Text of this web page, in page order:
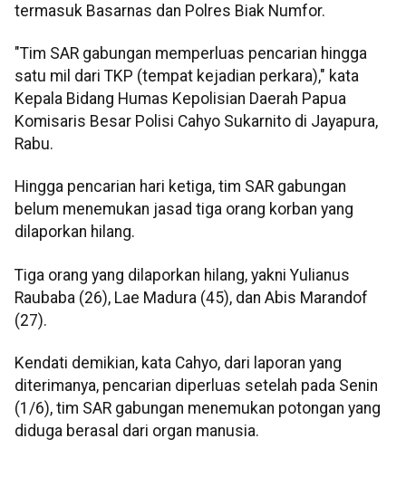
termasuk Basarnas dan Polres Biak Numfor.
"Tim SAR gabungan memperluas pencarian hingga
satu mil dari TKP (tempat kejadian perkara)," kata
Kepala Bidang Humas Kepolisian Daerah Papua
Komisaris Besar Polisi Cahyo Sukarnito di Jayapura,
Rabu.
Hingga pencarian hari ketiga, tim SAR gabungan
belum menemukan jasad tiga orang korban yang
dilaporkan hilang.
Tiga orang yang dilaporkan hilang, yakni Yulianus
Raubaba (26), Lae Madura (45), dan Abis Marandof
(27).
Kendati demikian, kata Cahyo, dari laporan yang
diterimanya, pencarian diperluas setelah pada Senin
(1/6), tim SAR gabungan menemukan potongan yang
diduga berasal dari organ manusia.